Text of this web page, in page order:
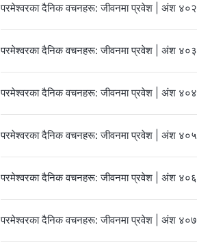
परमेश्‍वरका दैनिक वचनहरू: जीवनमा प्रवेश | अंश ४०२
परमेश्‍वरका दैनिक वचनहरू: जीवनमा प्रवेश | अंश ४०३
परमेश्‍वरका दैनिक वचनहरू: जीवनमा प्रवेश | अंश ४०४
परमेश्‍वरका दैनिक वचनहरू: जीवनमा प्रवेश | अंश ४०५
परमेश्‍वरका दैनिक वचनहरू: जीवनमा प्रवेश | अंश ४०६
परमेश्‍वरका दैनिक वचनहरू: जीवनमा प्रवेश | अंश ४०७